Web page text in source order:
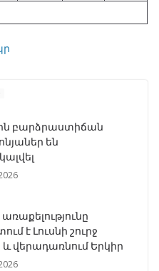
բարձրաստիճան
են
առաքելությունը
է Լուսնի շուրջ
և վերադառնում Երկիր